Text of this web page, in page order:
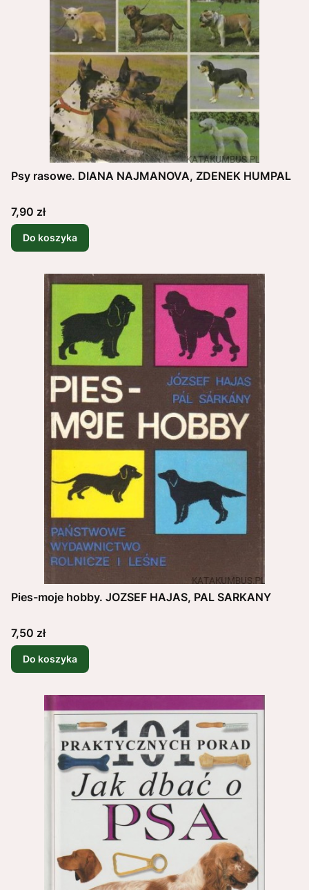
Psy rasowe. DIANA NAJMANOVA, ZDENEK HUMPAL
Cena
7,90 zł
Do koszyka
Pies-moje hobby. JOZSEF HAJAS, PAL SARKANY
Cena
7,50 zł
Do koszyka